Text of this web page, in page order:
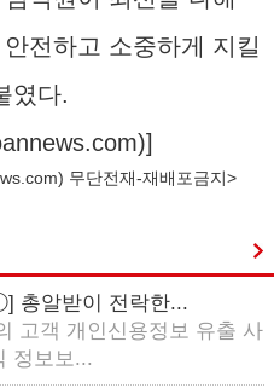
전하고 소중하게 지킬
였다.
)]
) 무단전재-재배포금지>
총알받이 전락한...
고객 개인신용정보 유출 사
정보보...